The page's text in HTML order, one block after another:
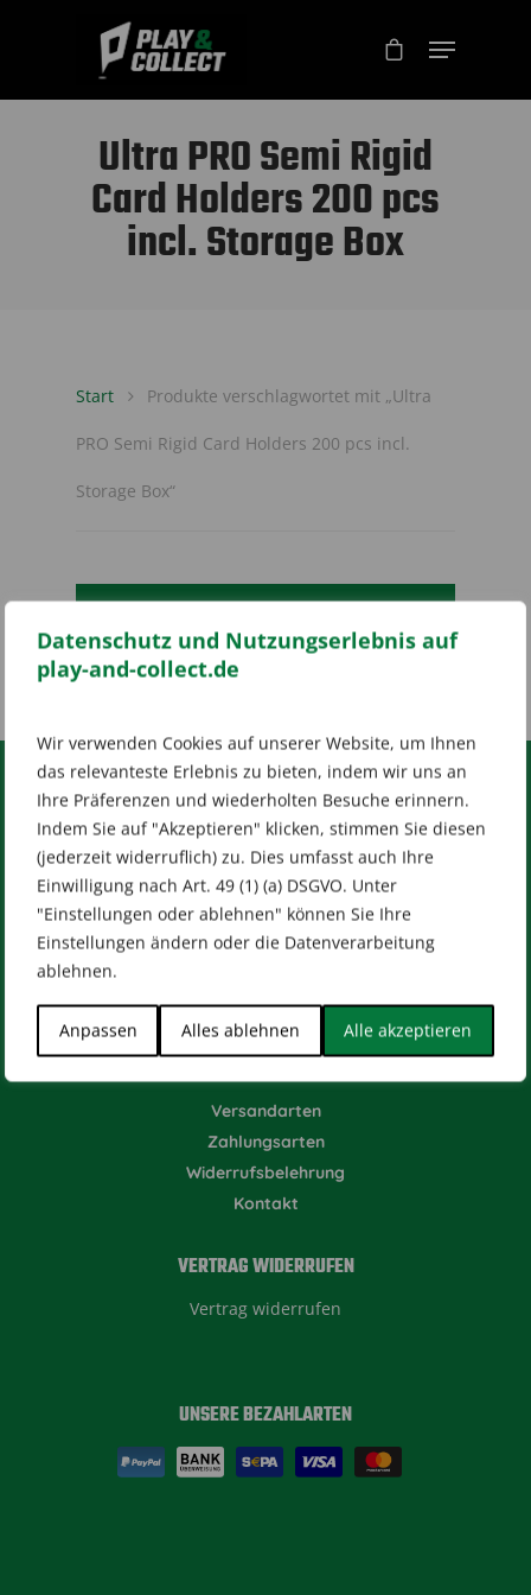
Datenschutz und Nutzungserlebnis auf
play-and-collect.de
Wir verwenden Cookies auf unserer Website, um Ihnen
das relevanteste Erlebnis zu bieten, indem wir uns an
Ihre Präferenzen und wiederholten Besuche erinnern.
Indem Sie auf "Akzeptieren" klicken, stimmen Sie diesen
(jederzeit widerruflich) zu. Dies umfasst auch Ihre
Einwilligung nach Art. 49 (1) (a) DSGVO. Unter
"Einstellungen oder ablehnen" können Sie Ihre
Einstellungen ändern oder die Datenverarbeitung
ablehnen.
Anpassen Alles ablehnen Alle akzeptieren
Ultra PRO Semi Rigid
Card Holders 200 pcs
incl. Storage Box
Start Produkte verschlagwortet mit „Ultra
PRO Semi Rigid Card Holders 200 pcs incl.
Storage Box“
deiner Auswahl entsprechen.
RECHTLICHES
Impressum AGB
Datenschutz
[wt_cli_manage_consent]
Designed byDilly
HILFE & KONTAKT
Versandarten
Zahlungsarten
Widerrufsbelehrung
Kontakt
VERTRAG WIDERRUFEN
Vertrag widerrufen
UNSERE BEZAHLARTEN